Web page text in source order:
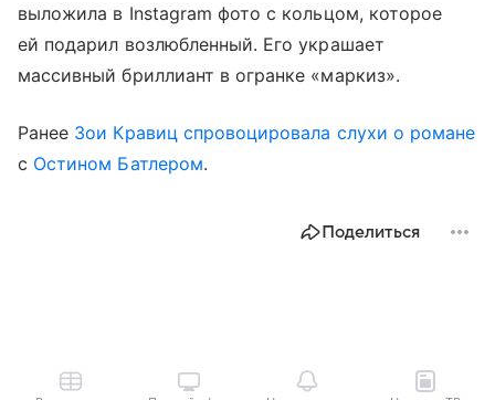
выложила в Instagram фото с кольцом, которое
ей подарил возлюбленный. Его украшает
массивный бриллиант в огранке «маркиз».
Ранее Зои Кравиц спровоцировала слухи о романе
с Остином Батлером.
Поделиться